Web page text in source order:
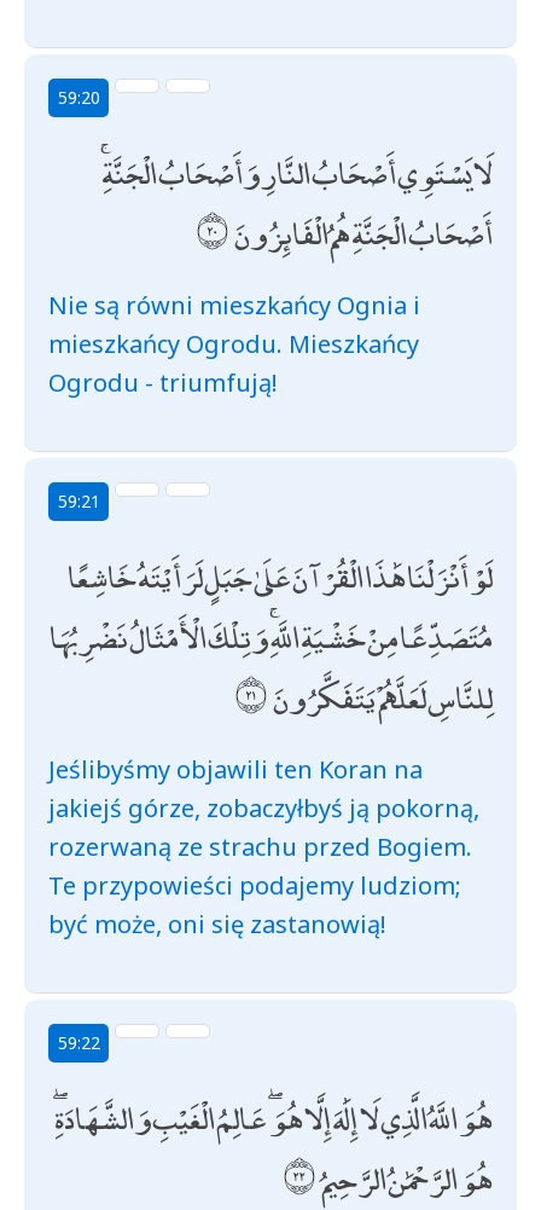
59:20
لَا يَسْتَوِي أَصْحَابُ النَّارِ وَأَصْحَابُ الْجَنَّةِ ۚ
أَصْحَابُ الْجَنَّةِ هُمُ الْفَائِزُونَ
Nie są równi mieszkańcy Ognia i
mieszkańcy Ogrodu. Mieszkańcy
Ogrodu - triumfują!
59:21
لَوْ أَنْزَلْنَا هَٰذَا الْقُرْآنَ عَلَىٰ جَبَلٍ لَرَأَيْتَهُ خَاشِعًا
مُتَصَدِّعًا مِنْ خَشْيَةِ اللَّهِ ۚ وَتِلْكَ الْأَمْثَالُ نَضْرِبُهَا
لِلنَّاسِ لَعَلَّهُمْ يَتَفَكَّرُونَ
Jeślibyśmy objawili ten Koran na
jakiejś górze, zobaczyłbyś ją pokorną,
rozerwaną ze strachu przed Bogiem.
Te przypowieści podajemy ludziom;
być może, oni się zastanowią!
59:22
هُوَ اللَّهُ الَّذِي لَا إِلَٰهَ إِلَّا هُوَ ۖ عَالِمُ الْغَيْبِ وَالشَّهَادَةِ ۖ
هُوَ الرَّحْمَٰنُ الرَّحِيمُ